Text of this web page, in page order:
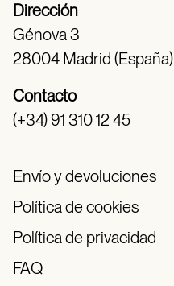
Dirección
Génova 3
28004 Madrid (España)
Contacto
(+34) 91 310 12 45
Envío y devoluciones
Política de cookies
Política de privacidad
FAQ